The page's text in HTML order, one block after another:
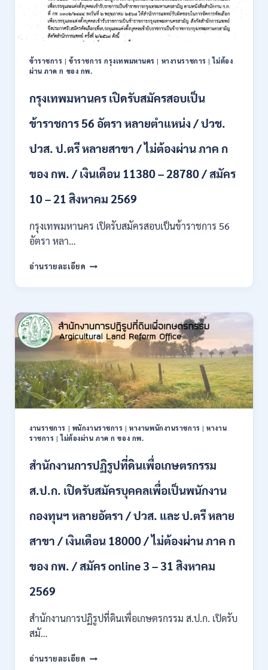
เป็น
พนักงาน
รัฐวิสาหกิจ
16
/
ป.ตรี
ส
+
ไป
เงิน
23,290
สมัคร
ONLINE
26
ข้าราชการ |ข้าราชการ กรุงเทพมหานคร | หางานราชการ |ไม่ต้อง
ผ่าน ภาค ก ของ กพ.
กรุงเทพมหานคร เปิดรับสมัครสอบเป็น
ข้าราชการ 56 อัตรา หลายตำแหน่ง / ปวช.
ปวส. ป.ตรี หลายสาขา / ไม่ต้องผ่าน ภาค ก
ของ กพ. / เงินเดือน 11380 – 28780 / สมัคร
10 – 21 สิงหาคม 2569
กรุงเทพมหานคร เปิดรับสมัครสอบเป็นข้าราชการ 56
อัตรา หลา…
อ่านรายละเอียด กรุงเทพมหานคร
รับ
สอบ
เป็น
ข้าราชการ
56
อัตรา
หลาย
ตำแหน่ง
/
ปวช.
ป.ตรี
หลาย
/
ต้อง
ภาค
ของ
/
–
28780
10
งานราชการ | พนักงานราชการ |หางานพนักงานราชการ |หางาน
ราชการ |ไม่ต้องผ่าน ภาค ก ของ กพ.
สำนักงานการปฏิรูปที่ดินเพื่อเกษตรกรรม
ส.ป.ก. เปิดรับสมัครบุคคลเพื่อเป็นพนักงาน
กองทุนฯ หลายอัตรา / ปวส. และ ป.ตรี หลาย
สาขา / เงินเดือน 18000 / ไม่ต้องผ่าน ภาค ก
ของ กพ. / สมัคร online 3 – 31 สิงหาคม
2569
สำนักงานการปฏิรูปที่ดินเพื่อเกษตรกรรม ส.ป.ก. เปิดรับ
สมั…
อ่านรายละเอียด สำนักงาน